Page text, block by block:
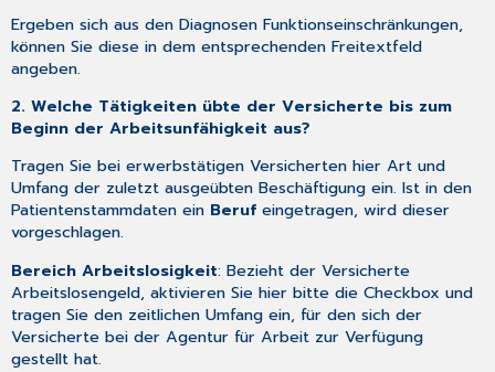
Ergeben sich aus den Diagnosen Funktionseinschränkungen,
können Sie diese in dem entsprechenden Freitextfeld
angeben.
2. Welche Tätigkeiten übte der Versicherte bis zum
Beginn der Arbeitsunfähigkeit aus?
Tragen Sie bei erwerbstätigen Versicherten hier Art und
Umfang der zuletzt ausgeübten Beschäftigung ein. Ist in den
Patientenstammdaten ein Beruf eingetragen, wird dieser
vorgeschlagen.
Bereich Arbeitslosigkeit: Bezieht der Versicherte
Arbeitslosengeld, aktivieren Sie hier bitte die Checkbox und
tragen Sie den zeitlichen Umfang ein, für den sich der
Versicherte bei der Agentur für Arbeit zur Verfügung
gestellt hat.